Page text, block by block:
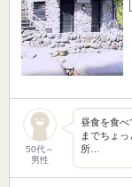
50代～
男性
昼食を食べ
までちょ
所…